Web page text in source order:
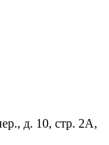
д. 10, стр. 2А,